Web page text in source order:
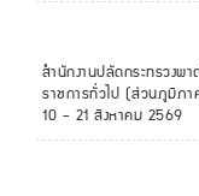
สำนักงานปลัดกระทรวง
ราชการทั่วไป (ส่วนภูมิภา
10 - 21 สิงหาคม 2569